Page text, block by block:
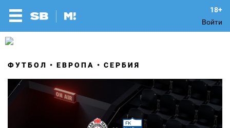
Войти
ФУТБОЛ ЕВРОПА СЕРБИЯ